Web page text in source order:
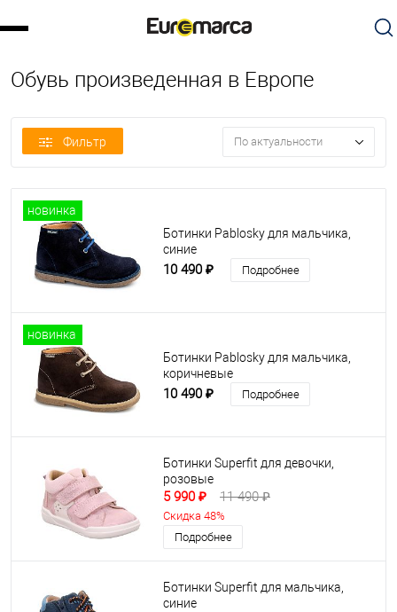
Обувь произведенная в Европе
Фильтр По актуальности
новинка
Ботинки Pablosky для мальчика,
синие
10 490 ₽ Подробнее
новинка
Ботинки Pablosky для мальчика,
коричневые
10 490 ₽ Подробнее
Ботинки Superfit для девочки,
розовые
5 990 ₽ 11 490 ₽
Скидка 48%
Подробнее
Ботинки Superfit для мальчика,
синие